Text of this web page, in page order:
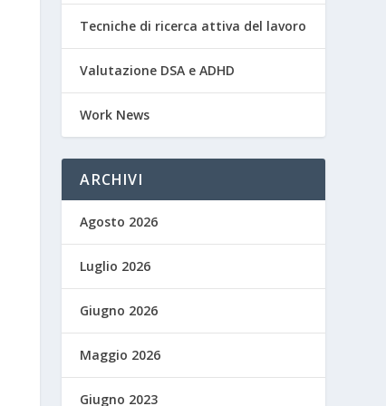
Tecniche di ricerca attiva del lavoro
Valutazione DSA e ADHD
Work News
ARCHIVI
Agosto 2026
Luglio 2026
Giugno 2026
Maggio 2026
Giugno 2023